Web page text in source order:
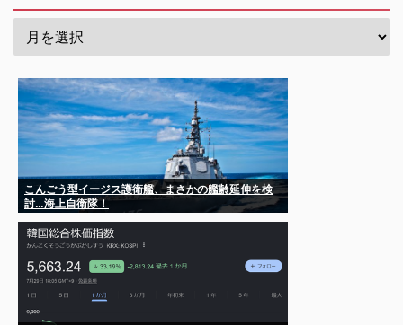
こんごう型イージス護衛艦、まさかの艦齢延伸を検
討…海上自衛隊！